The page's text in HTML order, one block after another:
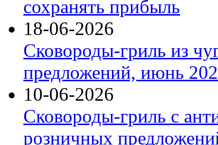
сохранять прибыль
18-06-2026
Сковороды-гриль из
предложений, июнь
10-06-2026
Сковороды-гриль с
розничных